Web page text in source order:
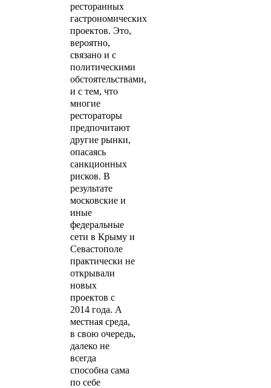
ресторанных
гастрономических
проектов. Это,
вероятно,
связано и с
политическими
обстоятельствами,
и с тем, что
многие
рестораторы
предпочитают
другие рынки,
опасаясь
санкционных
рисков. В
результате
московские и
иные
федеральные
сети в Крыму и
Севастополе
практически не
открывали
новых
проектов с
2014 года. А
местная среда,
в свою очередь,
далеко не
всегда
способна сама
по себе